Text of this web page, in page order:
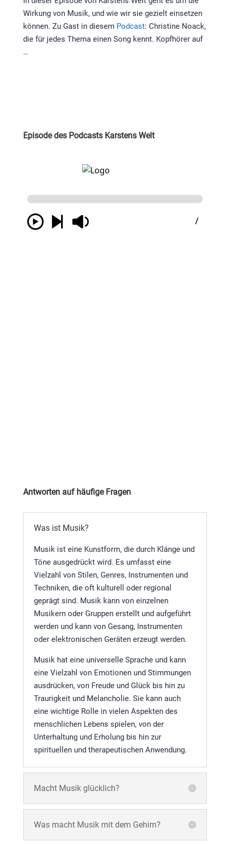
Wirkung von Musik, und wie wir sie gezielt einsetzen
können. Zu Gast in diesem Podcast: Christine Noack,
die für jedes Thema einen Song kennt. Kopfhörer auf
…
Episode des Podcasts Karstens Welt
Antworten auf häufige Fragen
Was ist Musik?
Musik ist eine Kunstform, die durch Klänge und
Töne ausgedrückt wird. Es umfasst eine
Vielzahl von Stilen, Genres, Instrumenten und
Techniken, die oft kulturell oder regional
geprägt sind. Musik kann von einzelnen
Musikern oder Gruppen erstellt und aufgeführt
werden und kann von Gesang, Instrumenten
oder elektronischen Geräten erzeugt werden.
Musik hat eine universelle Sprache und kann
eine Vielzahl von Emotionen und Stimmungen
ausdrücken, von Freude und Glück bis hin zu
Traurigkeit und Melancholie. Sie kann auch
eine wichtige Rolle in vielen Aspekten des
menschlichen Lebens spielen, von der
Unterhaltung und Erholung bis hin zur
spirituellen und therapeutischen Anwendung.
Macht Musik glücklich?
Was macht Musik mit dem Gehirn?